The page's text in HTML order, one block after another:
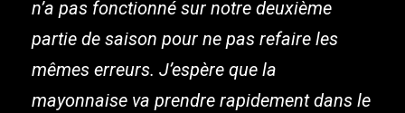
n’a pas fonctionné sur notre deuxième
partie de saison pour ne pas refaire les
mêmes erreurs. J’espère que la
mayonnaise va prendre rapidement dans le